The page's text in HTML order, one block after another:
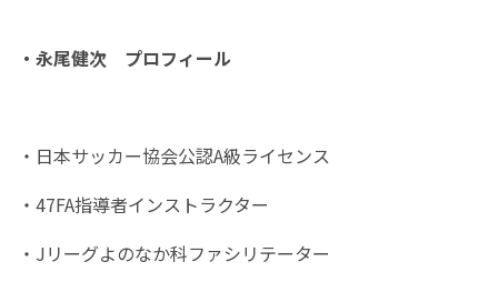
・永尾健次 プロフィール
・日本サッカー協会公認A級ライセンス
・47FA指導者インストラクター
・Jリーグよのなか科ファシリテーター